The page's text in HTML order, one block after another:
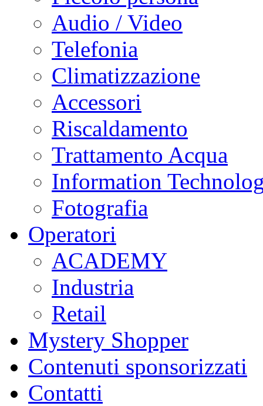
Audio / Video
Telefonia
Climatizzazione
Accessori
Riscaldamento
Trattamento Acqua
Information
Fotografia
Operatori
ACADEMY
Industria
Retail
Mystery Shopper
Contenuti sponsorizzati
Contatti